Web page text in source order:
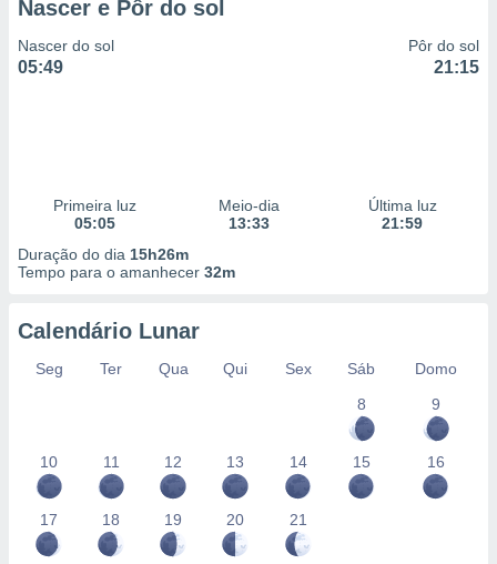
Nascer e Pôr do sol
Nascer do sol
05:49
Pôr do sol
21:15
Primeira luz
05:05
Meio-dia
13:33
Última luz
21:59
Duração do dia 15h26m
Tempo para o amanhecer 32m
Calendário Lunar
Seg Ter Qua Qui Sex Sáb
Domo
8
9
10 11 12 13 14 15 16
17 18 19 20 21